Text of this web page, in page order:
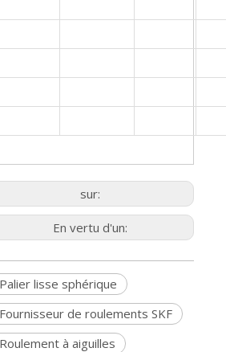
sur:
En vertu d'un:
Palier lisse sphérique
Fournisseur de roulements SKF
Roulement à aiguilles